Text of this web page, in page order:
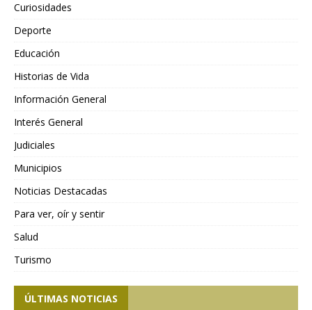
Curiosidades
Deporte
Educación
Historias de Vida
Información General
Interés General
Judiciales
Municipios
Noticias Destacadas
Para ver, oír y sentir
Salud
Turismo
ÚLTIMAS NOTICIAS